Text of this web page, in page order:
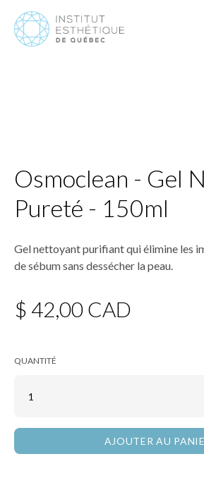
Osmoclean - Gel
Pureté - 150ml
Gel nettoyant purifiant qui élimine les
de sébum sans dessécher la peau.
$ 42,00 CAD
QUANTITÉ